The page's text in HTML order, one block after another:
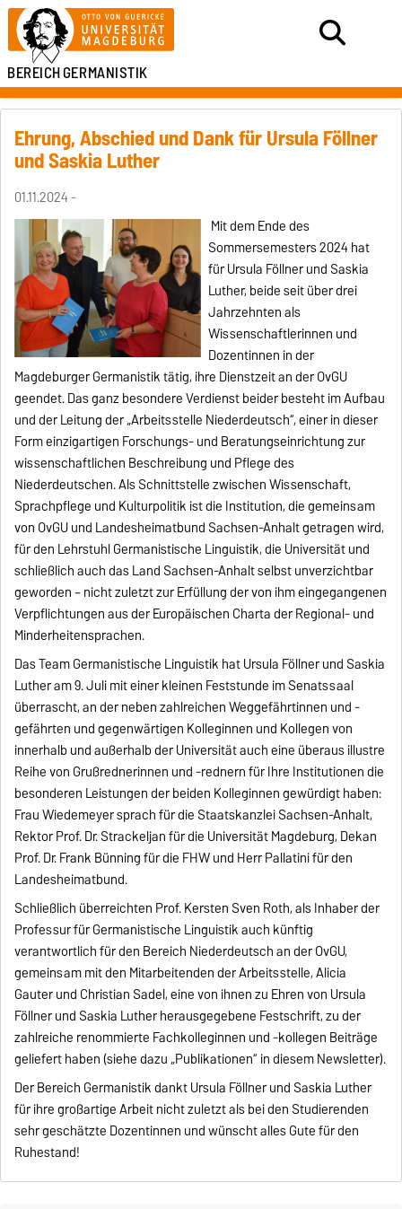
BEREICHGERMANISTIK
Ehrung, Abschied und Dank für Ursula Föllner
und Saskia Luther
01.11.2024 -
Mit dem Ende des
Sommersemesters 2024 hat
für Ursula Föllner und Saskia
Luther, beide seit über drei
Jahrzehnten als
Wissenschaftlerinnen und
Dozentinnen in der
Magdeburger Germanistik tätig, ihre Dienstzeit an der OvGU
geendet. Das ganz besondere Verdienst beider besteht im Aufbau
und der Leitung der „Arbeitsstelle Niederdeutsch“, einer in dieser
Form einzigartigen Forschungs- und Beratungseinrichtung zur
wissenschaftlichen Beschreibung und Pflege des
Niederdeutschen. Als Schnittstelle zwischen Wissenschaft,
Sprachpflege und Kulturpolitik ist die Institution, die gemeinsam
von OvGU und Landesheimatbund Sachsen-Anhalt getragen wird,
für den Lehrstuhl Germanistische Linguistik, die Universität und
schließlich auch das Land Sachsen-Anhalt selbst unverzichtbar
geworden – nicht zuletzt zur Erfüllung der von ihm eingegangenen
Verpflichtungen aus der Europäischen Charta der Regional- und
Minderheitensprachen.
Das Team Germanistische Linguistik hat Ursula Föllner und Saskia
Luther am 9. Juli mit einer kleinen Feststunde im Senatssaal
überrascht, an der neben zahlreichen Weggefährtinnen und -
gefährten und gegenwärtigen Kolleginnen und Kollegen von
innerhalb und außerhalb der Universität auch eine überaus illustre
Reihe von Grußrednerinnen und -rednern für Ihre Institutionen die
besonderen Leistungen der beiden Kolleginnen gewürdigt haben:
Frau Wiedemeyer sprach für die Staatskanzlei Sachsen-Anhalt,
Rektor Prof. Dr. Strackeljan für die Universität Magdeburg, Dekan
Prof. Dr. Frank Bünning für die FHW und Herr Pallatini für den
Landesheimatbund.
Schließlich überreichten Prof. Kersten Sven Roth, als Inhaber der
Professur für Germanistische Linguistik auch künftig
verantwortlich für den Bereich Niederdeutsch an der OvGU,
gemeinsam mit den Mitarbeitenden der Arbeitsstelle, Alicia
Gauter und Christian Sadel, eine von ihnen zu Ehren von Ursula
Föllner und Saskia Luther herausgegebene Festschrift, zu der
zahlreiche renommierte Fachkolleginnen und -kollegen Beiträge
geliefert haben (siehe dazu „Publikationen“ in diesem Newsletter).
Der Bereich Germanistik dankt Ursula Föllner und Saskia Luther
für ihre großartige Arbeit nicht zuletzt als bei den Studierenden
sehr geschätzte Dozentinnen und wünscht alles Gute für den
Ruhestand!